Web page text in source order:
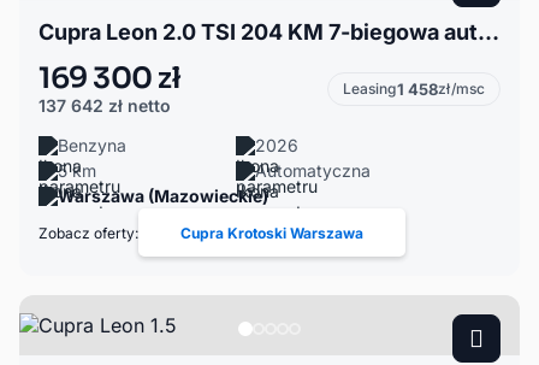
Cupra Leon 2.0 TSI 204 KM 7-biegowa automatyczna - DSG 4Drive Dostępny od Ręki!
169 300 zł
137 642 zł netto
Leasing1 458zł/msc
Benzyna
2026
5 km
Automatyczna
Warszawa (Mazowieckie)
Zobacz oferty: Cupra Krotoski Warszawa